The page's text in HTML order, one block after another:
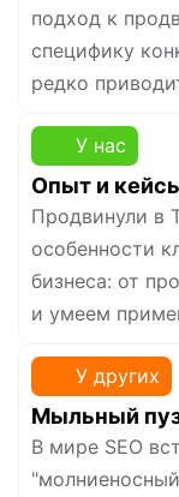
У нас
Опыт и
Продвинули в
особенности
бизнеса: от
и умеем
подход к
специфику
редко
У других
Мыльный
В мире SEO